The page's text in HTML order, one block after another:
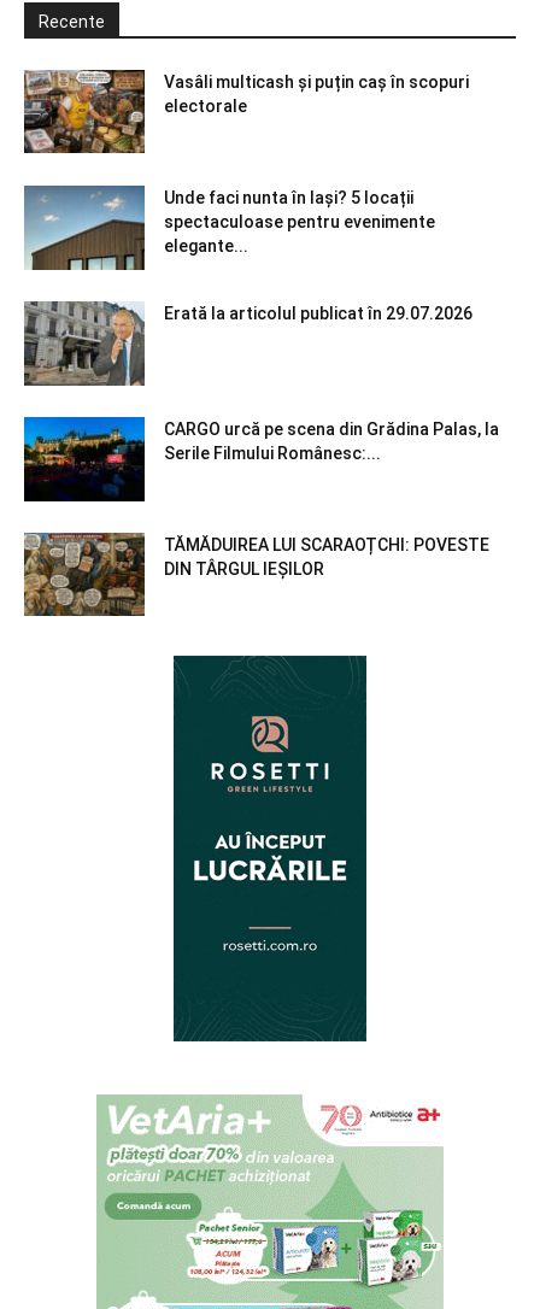
Recente
Vasâli multicash și puțin caș în scopuri
electorale
Unde faci nunta în Iași? 5 locații
spectaculoase pentru evenimente
elegante...
Erată la articolul publicat în 29.07.2026
CARGO urcă pe scena din Grădina Palas, la
Serile Filmului Românesc:...
TĂMĂDUIREA LUI SCARAOȚCHI: POVESTE
DIN TÂRGUL IEȘILOR